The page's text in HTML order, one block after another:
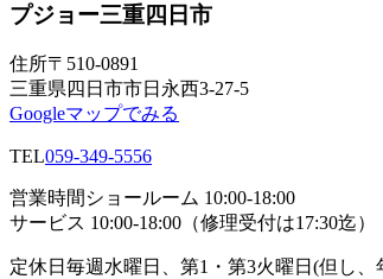
プジョー三重四日市
住所〒510-0891
三重県四日市市日永西3-27-5
Googleマップでみる
TEL059-349-5556
営業時間 ショールーム 10:00-18:00
サービス 10:00-18:00（修理受付は17:30迄）
定休日 毎週水曜日、第1・第3火曜日(但し